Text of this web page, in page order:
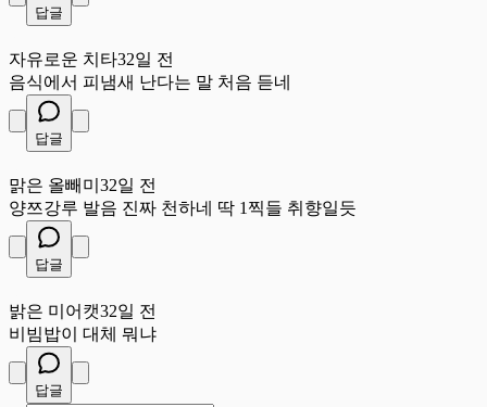
답글
자유로운 치타32일 전
음식에서 피냄새 난다는 말 처음 듣네
답글
맑은 올빼미 32일 전
양쯔강루 발음 진짜 천하네 딱 1찍들 취향일듯
답글
밝은 미어캣32일 전
비빔밥이 대체 뭐냐
답글